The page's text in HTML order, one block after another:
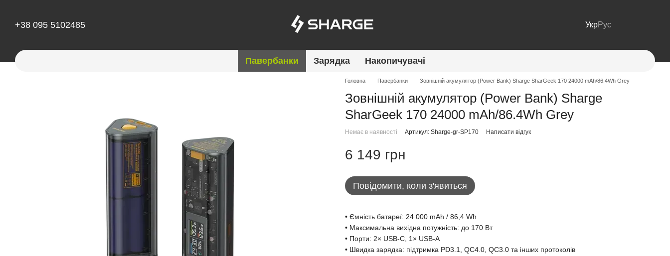
+38 095 5102485 УкрРус
Павербанки Зарядка Накопичувачі
Головна Павербанки Зовнішній акумулятор (Power Bank) Sharge SharGeek 170 24000 mAh/86.4Wh Grey
Зовнішній акумулятор (Power Bank) Sharge
SharGeek 170 24000 mAh/86.4Wh Grey
Немає в наявності Артикул: Sharge-gr-SP170 Написати відгук
6 149 грн
Повідомити, коли з'явиться
• Ємність батареї: 24 000 mAh / 86,4 Wh
• Максимальна вихідна потужність: до 170 Вт
• Порти: 2× USB-C, 1× USB-A
• Швидка зарядка: підтримка PD3.1, QC4.0, QC3.0 та інших протоколів